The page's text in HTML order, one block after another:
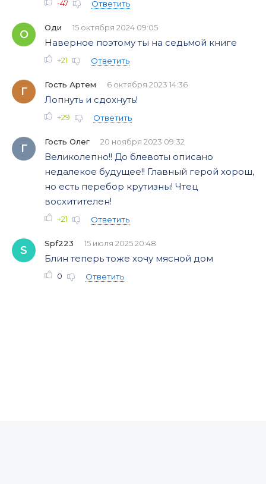
-47 Ответить
О
Оди 15 октября 2024 09:05
Наверное поэтому ты на седьмой книге
+21 Ответить
Г
Гость Артем 6 октября 2023 14:36
Лопнуть и сдохнуть!
+29 Ответить
Г
Гость Олег 20 ноября 2023 09:32
Великолепно!! До блевоты описано
недалекое будущее!! Главный герой хорош,
но есть перебор крутизны! Чтец
восхитителен!
+21 Ответить
S
Spf223 15 июля 2025 20:48
Блин теперь тоже хочу мясной дом
0 Ответить